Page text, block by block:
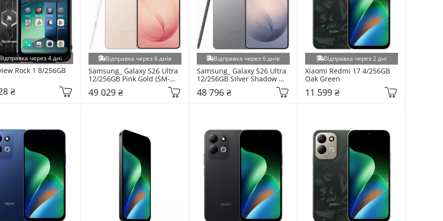
через 4 дні
Rock 1 8/256GB
₴
Відправка через 6 днів
Samsung_ Galaxy S26 Ultra
12/256GB Pink Gold (SM-
49 029 ₴
Відправка через 6 днів
Samsung_ Galaxy S26 Ultra
12/256GB Silver Shadow
48 796 ₴
Відправка через 2 дні
Xiaomi Redmi 17 4/256GB
Oak Green
11 599 ₴